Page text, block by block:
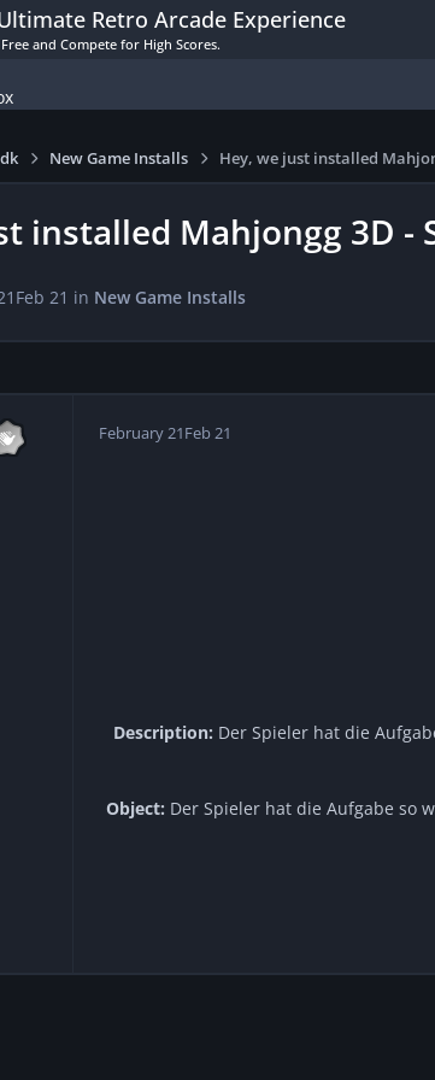
Retro Arcade Experience
and Compete for High Scores.
New Game Installs Hey, we just installed
installed Mahjongg 3D -
Feb 21 in New Game Installs
February 21Feb 21
Description: Der Spieler hat die
Object: Der Spieler hat die Aufgabe so